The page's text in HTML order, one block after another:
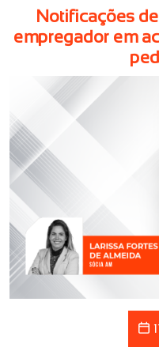
Notificações
empregador em